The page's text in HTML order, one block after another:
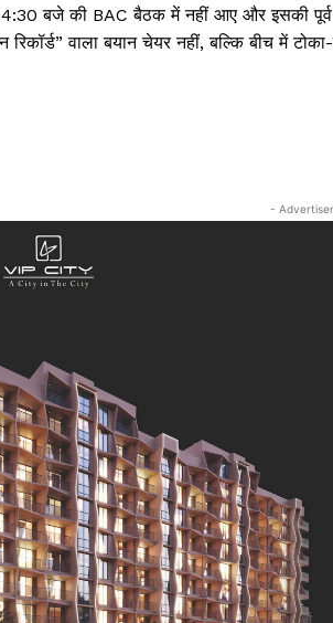
बजे की BAC बैठक में नहीं आए और इसकी पूर्व
वाला बयान चेयर नहीं, बल्कि बीच में
-